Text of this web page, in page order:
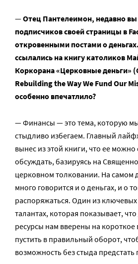
—Отец Пантелеимон, недавно
подписчиков своей страницы в
откровенными постами о
ссылались на книгу католиков
Коркорана «Церковные деньги»
Rebuilding the Way We Fund Our
особенно впечатлило?
— Финансы — это тема, которую
стыдливо избегаем. Главный
вынес из этой книги, что ее
обсуждать, базируясь на
церковном толковании. На самом
много говорится и о деньгах, и о
распоряжаться. Один из
талантах, которая показывает,
ресурсы нам вверены на короткое
пустить в правильный оборот,
возможность без стыда